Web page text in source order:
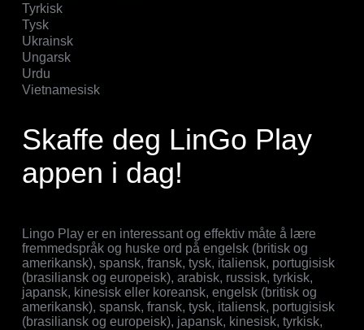
Tyrkisk
Tysk
Ukrainsk
Ungarsk
Urdu
Vietnamesisk
Skaffe deg LinGo Play
appen i dag!
Lingo Play er en interessant og effektiv måte å lære
fremmedspråk og huske ord på engelsk (britisk og
amerikansk), spansk, fransk, tysk, italiensk, portugisisk
(brasiliansk og europeisk), arabisk, russisk, tyrkisk,
japansk, kinesisk eller koreansk, engelsk (britisk og
amerikansk), spansk, fransk, tysk, italiensk, portugisisk
(brasiliansk og europeisk), japansk, kinesisk, tyrkisk,